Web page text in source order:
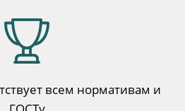
всем нормативам и